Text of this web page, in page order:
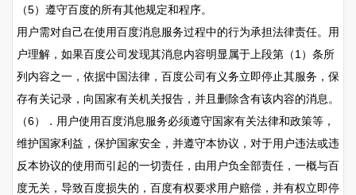
（5）遵守百度的所有其他规定和程序。
用户需对自己在使用百度消息服务过程中的行为承担法律责任。用
户理解，如果百度公司发现其消息内容明显属于上段第（1）条所
列内容之一，依据中国法律，百度公司有义务立即停止其服务，保
存有关记录，向国家有关机关报告，并且删除含有该内容的消息。
（6）．用户使用百度消息服务必须遵守国家有关法律和政策等，
维护国家利益，保护国家安全，并遵守本协议，对于用户违法或违
反本协议的使用而引起的一切责任，由用户负全部责任，一概与百
度无关，导致百度损失的，百度有权要求用户赔偿，并有权立即停